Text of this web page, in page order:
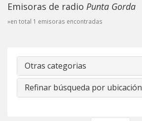
Emisoras de radio Punta Gorda
»en total 1 emisoras encontradas
Otras categorias
Refinar búsqueda por ubicación